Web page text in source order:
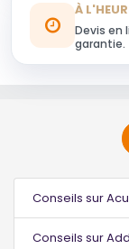
À
Devis en
garantie.
Conseils sur
Conseils sur